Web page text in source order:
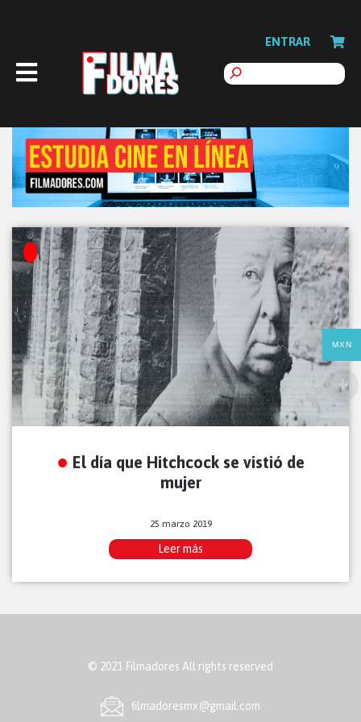
ENTRAR
El día que Hitchcock se vistió de
mujer
25 marzo 2019
Leer más
© 2021 Filmadores All rights reserved
ﬁlmadoresmx@gmail.com
MXN